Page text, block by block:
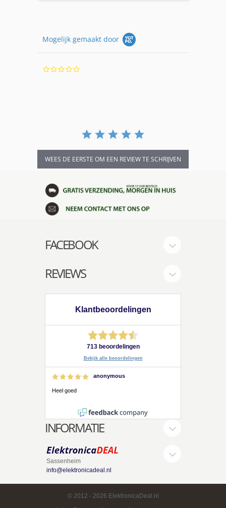
Mogelijk gemaakt door
WEES DE EERSTE OM EEN REVIEW TE SCHRIJVEN
FACEBOOK
REVIEWS
Klantbeoordelingen
713 beoordelingen
Bekijk alle beoordelingen
anonymous
Heel goed
INFORMATIE
Sassenheim
info@elektronicadeal.nl
© 2012 - 2026 ElektronicaDeal.nl